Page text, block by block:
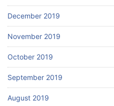
December 2019
November 2019
October 2019
September 2019
August 2019